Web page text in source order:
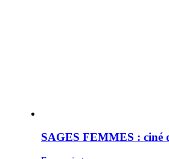
SAGES FEMMES : ciné